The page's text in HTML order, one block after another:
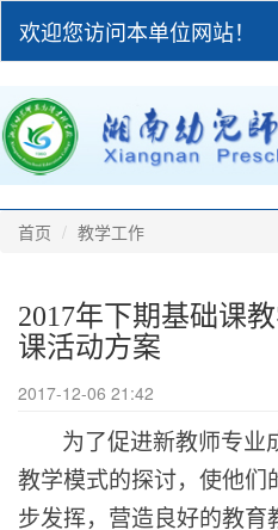
欢迎您访问本单位网站！
首页 教学工作
2017年下期基础课
课活动方案
2017-12-06 21:42
为了促进新教师专业
教学模式的探讨，使他们
步发挥， 营造良好的教育